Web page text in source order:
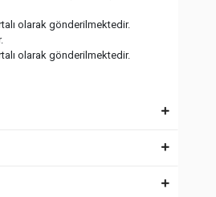
olarak gönderilmektedir.
olarak gönderilmektedir.